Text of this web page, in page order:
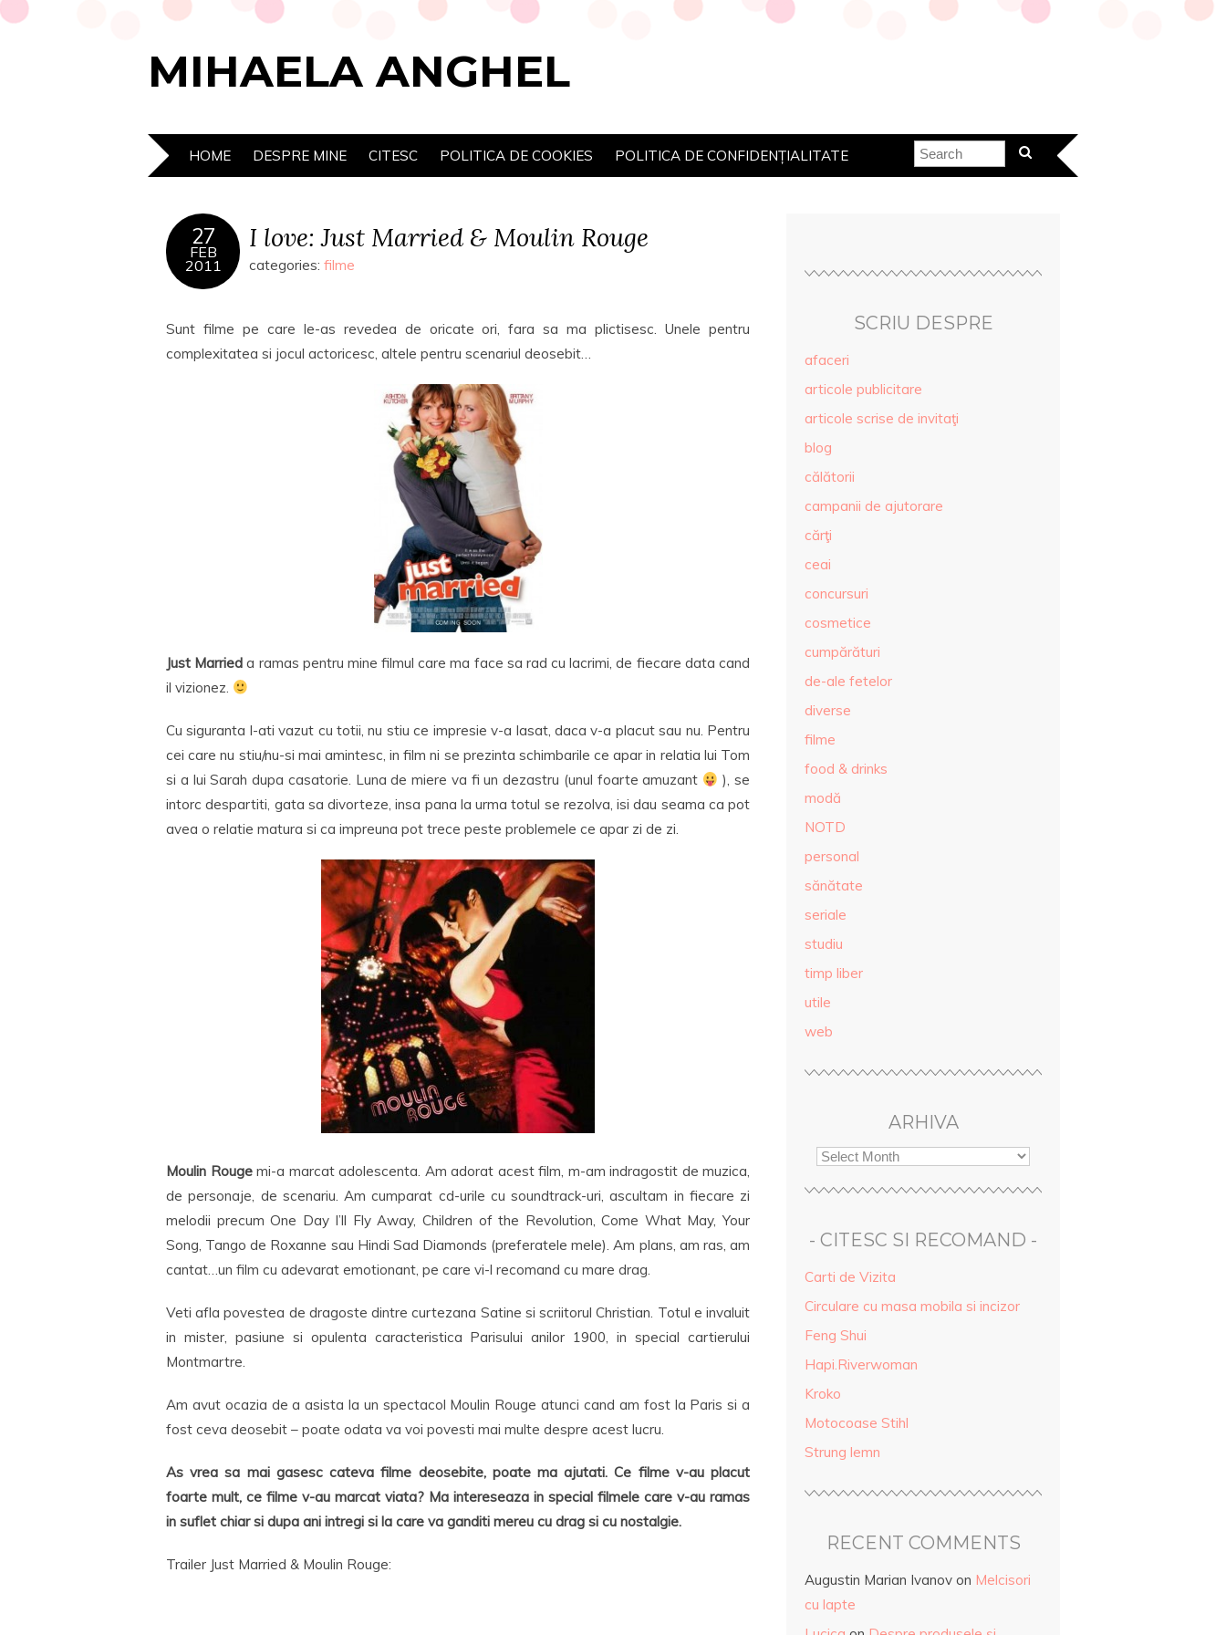
MIHAELA ANGHEL
HOME DESPRE MINE CITESC POLITICA DE COOKIES POLITICA DE CONFIDENȚIALITATE
27
FEB
2011
I love: Just Married & Moulin Rouge
categories: filme
Sunt filme pe care le-as revedea de oricate ori, fara sa ma plictisesc. Unele pentru
complexitatea si jocul actoricesc, altele pentru scenariul deosebit…
Just Married a ramas pentru mine filmul care ma face sa rad cu lacrimi, de fiecare data cand
il vizionez.
Cu siguranta l-ati vazut cu totii, nu stiu ce impresie v-a lasat, daca v-a placut sau nu. Pentru
cei care nu stiu/nu-si mai amintesc, in film ni se prezinta schimbarile ce apar in relatia lui Tom
si a lui Sarah dupa casatorie. Luna de miere va fi un dezastru (unul foarte amuzant
), se
intorc despartiti, gata sa divorteze, insa pana la urma totul se rezolva, isi dau seama ca pot
avea o relatie matura si ca impreuna pot trece peste problemele ce apar zi de zi.
Moulin Rougemi-a marcat adolescenta. Am adorat acest film, m-am indragostit de muzica,
de personaje, de scenariu. Am cumparat cd-urile cu soundtrack-uri, ascultam in fiecare zi
melodii precum One Day I’ll Fly Away, Children of the Revolution, Come What May, Your
Song, Tango de Roxanne sau Hindi Sad Diamonds (preferatele mele). Am plans, am ras, am
cantat…un film cu adevarat emotionant, pe care vi-l recomand cu mare drag.
Veti afla povestea de dragoste dintre curtezana Satine si scriitorul Christian. Totul e invaluit
in mister, pasiune si opulenta caracteristica Parisului anilor 1900, in special cartierului
Montmartre.
Am avut ocazia de a asista la un spectacol Moulin Rouge atunci cand am fost la Paris si a
fost ceva deosebit – poate odata va voi povesti mai multe despre acest lucru.
As vrea sa mai gasesc cateva filme deosebite, poate ma ajutati. Ce filme v-au placut
foarte mult, ce filme v-au marcat viata? Ma intereseaza in special filmele care v-au ramas
in suflet chiar si dupa ani intregi si la care va ganditi mereu cu drag si cu nostalgie.
Trailer Just Married & Moulin Rouge:
SCRIU DESPRE
afaceri
articole publicitare
articole scrise de invitaţi
blog
călătorii
campanii de ajutorare
cărţi
ceai
concursuri
cosmetice
cumpărături
de-ale fetelor
diverse
filme
food & drinks
modă
NOTD
personal
sănătate
seriale
studiu
timp liber
utile
web
ARHIVA
- CITESC SI RECOMAND -
Carti de Vizita
Circulare cu masa mobila si incizor
Feng Shui
Hapi.Riverwoman
Kroko
Motocoase Stihl
Strung lemn
RECENT COMMENTS
Augustin Marian Ivanov on Melcisori
cu lapte